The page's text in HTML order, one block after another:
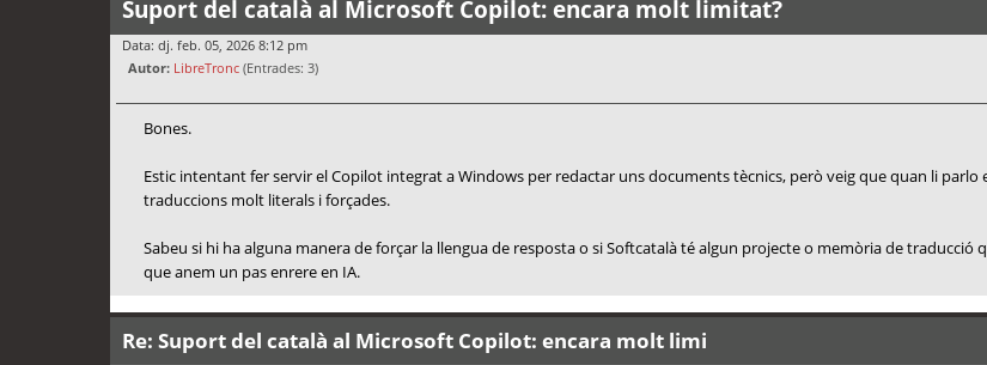
Suport del català al Microsoft Copilot: encara molt limitat?
Data: dj. feb. 05, 2026 8:12 pm
Autor: LibreTronc (Entrades: 3)
Bones.
Estic intentant fer servir el Copilot integrat a Windows per redactar uns documents tècnics, però veig que quan li parlo
traduccions molt literals i forçades.
Sabeu si hi ha alguna manera de forçar la llengua de resposta o si Softcatalà té algun projecte o memòria de
que anem un pas enrere en IA.
Re: Suport del català al Microsoft Copilot: encara molt limi